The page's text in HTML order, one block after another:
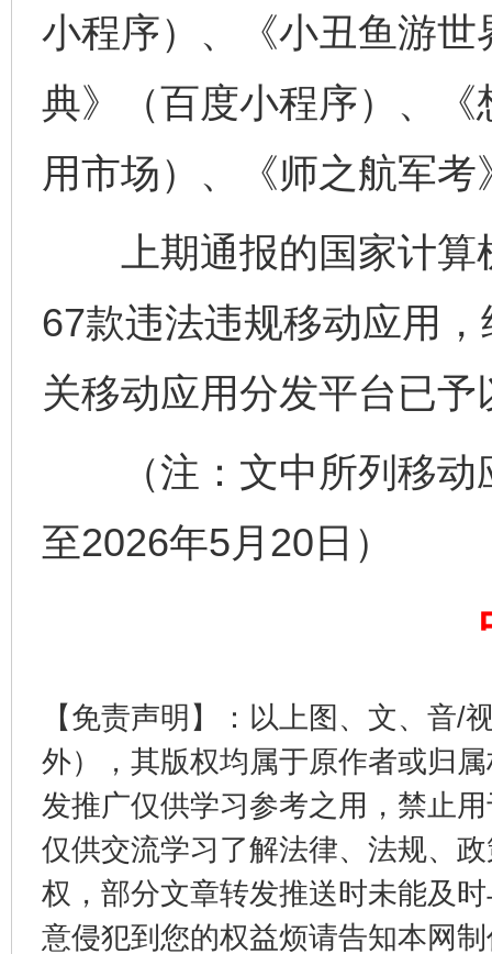
小程序）、《小丑鱼游
典》（百度小程序）、
用市场）、《师之航军
上期通报的国家计算
67款违法违规移动应用
关移动应用分发平台已予
（注：文中所列移动
至2026年5月20日）
【免责声明】：以上图、文、音/
外），其版权均属于原作者或归
发推广仅供学习参考之用，禁止
仅供交流学习了解法律、法规、
权，部分文章转发推送时未能及
意侵犯到您的权益烦请告知本网
受贿1.44亿！段成刚被判无期 从幼